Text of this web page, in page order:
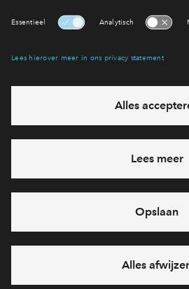
eventuele
Ja, ik wil mij
Heb je een vraag en wil je direct
71 22 7 25
6 dagen per week
feestdagen)
vandaag van 10:00